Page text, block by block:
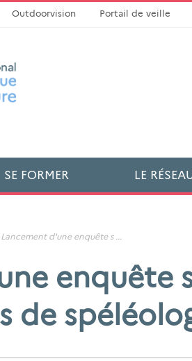
Outdoorvision Portail de veille
SE FORMER LE
Lancement d'une enquête s...
enquête
de